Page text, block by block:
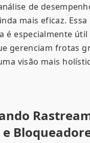
de
mais eficaz. Essa
é especialmente útil
gerenciam frotas
visão mais